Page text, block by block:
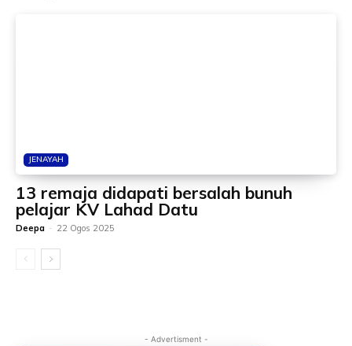
JENAYAH
13 remaja didapati bersalah bunuh
pelajar KV Lahad Datu
Deepa - 22 Ogos 2025
- Advertisment -